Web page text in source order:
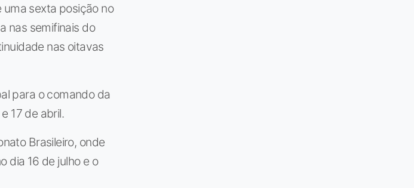
sexta posição no
nas semifinais do
nas oitavas
para o comando da
17 de abril.
Brasileiro, onde
dia 16 de julho e o